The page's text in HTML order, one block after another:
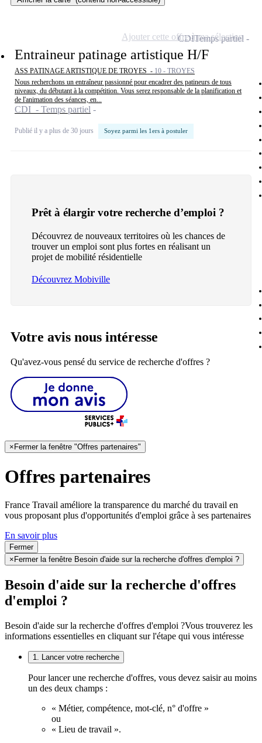
Entraineur patinage artistique H/F
ASS PATINAGE ARTISTIQUE DE TROYES - 10 - TROYES
Nous recherchons un entraîneur passionné pour encadrer des patineurs de tous
niveaux, du débutant à la compétition. Vous serez responsable de la planification et
de l'animation des séances, en...
CDI - Temps partiel
Publié il y a plus de 30 jours Soyez parmi les 1ers à postuler
CDITemps partiel
Ajouter cette offre à ma sélection
Prêt à élargir votre recherche d’emploi ?
Découvrez de nouveaux territoires où les chances de
trouver un emploi sont plus fortes en réalisant un
projet de mobilité résidentielle
Découvrez Mobiville
Votre avis nous intéresse
Qu'avez-vous pensé du service de recherche d'offres ?
× Fermer la fenêtre "Offres partenaires"
Offres partenaires
France Travail améliore la transparence du marché du travail en
vous proposant plus d'opportunités d'emploi grâce à ses partenaires
En savoir plus
Fermer
× Fermer la fenêtre Besoin d'aide sur la recherche d'offres d'emploi ?
Besoin d'aide sur la recherche d'offres
d'emploi ?
Besoin d'aide sur la recherche d'offres d'emploi ?Vous trouverez les
informations essentielles en cliquant sur l'étape qui vous intéresse
1. Lancer votre recherche
Pour lancer une recherche d'offres, vous devez saisir au moins
un des deux champs :
« Métier, compétence, mot-clé, n° d'offre »
ou
« Lieu de travail ».